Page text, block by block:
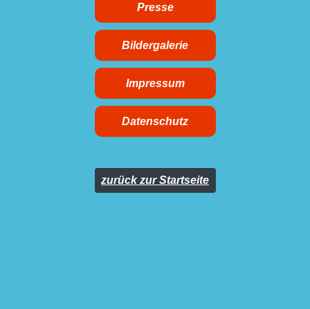
Presse
Bildergalerie
Impressum
Datenschutz
zurück zur Startseite